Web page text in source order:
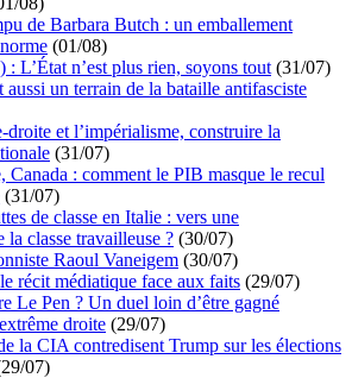
de Barbara Butch : un emballement
(01/08)
: L’État n’est plus rien, soyons tout (31/07)
aussi un terrain de la bataille antifasciste
droite et l’impérialisme, construire la
(31/07)
Canada : comment le PIB masque le recul
(31/07)
de classe en Italie : vers une
la classe travailleuse ? (30/07)
Raoul Vaneigem (30/07)
récit médiatique face aux faits (29/07)
Le Pen ? Un duel loin d’être gagné
droite (29/07)
la CIA contredisent Trump sur les élections
07)